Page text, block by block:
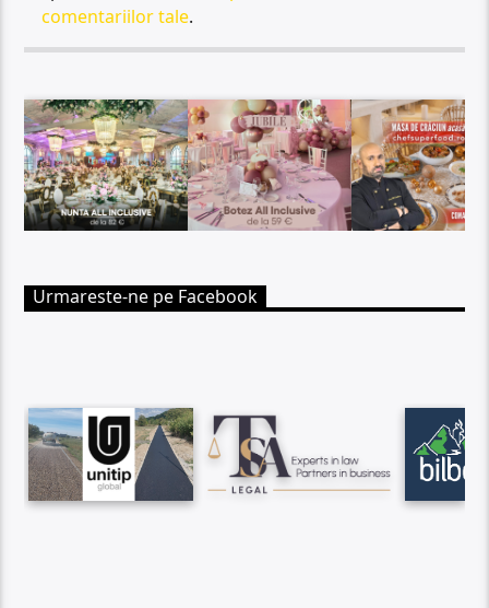
comentariilor tale.
Urmareste-ne pe Facebook